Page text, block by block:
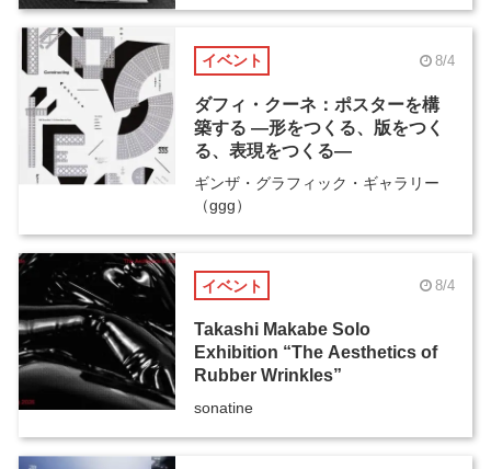
イベント 8/4
ダフィ・クーネ：ポスターを構
築する ―形をつくる、版をつく
る、表現をつくる―
ギンザ・グラフィック・ギャラリー
（ggg）
イベント 8/4
Takashi Makabe Solo
Exhibition “The Aesthetics of
Rubber Wrinkles”
sonatine